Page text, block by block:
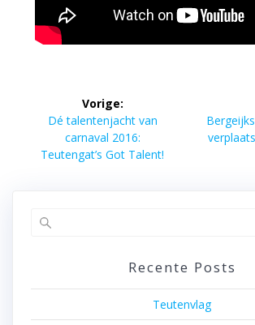
Bericht
navigatie
Vorige:
Vorig
bericht:
Dé talentenjacht van
carnaval 2016:
Teutengat’s Got Talent!
Volgend
bericht:
Recente Posts
Teutenvlag